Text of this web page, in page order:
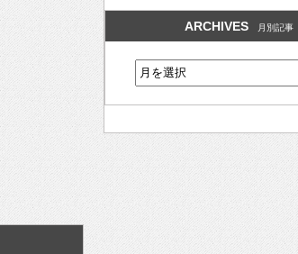
ARCHIVES 月別記事